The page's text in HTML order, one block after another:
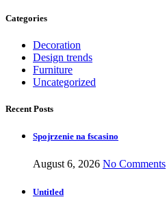
Categories
Decoration
Design trends
Furniture
Uncategorized
Recent Posts
Spojrzenie na fscasino
August 6, 2026 No Comments
Untitled